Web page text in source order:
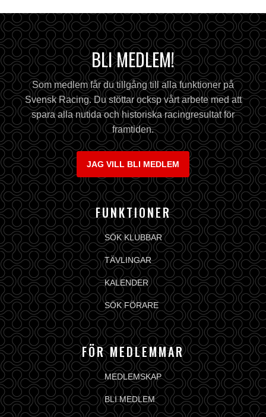
BLI MEDLEM!
Som medlem får du tillgång till alla funktioner på
Svensk Racing. Du stöttar ocksp vårt arbete med att
spara alla nutida och historiska racingresultat för
framtiden.
JAG VILL BLI MEDLEM
FUNKTIONER
SÖK KLUBBAR
TÄVLINGAR
KALENDER
SÖK FÖRARE
FÖR MEDLEMMAR
MEDLEMSKAP
BLI MEDLEM